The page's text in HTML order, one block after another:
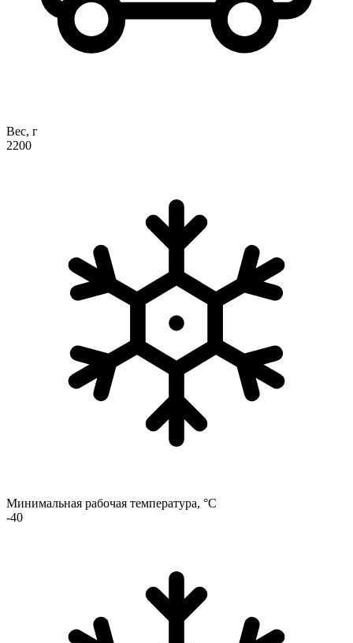
Вес, г
2200
Минимальная рабочая температура, °C
-40